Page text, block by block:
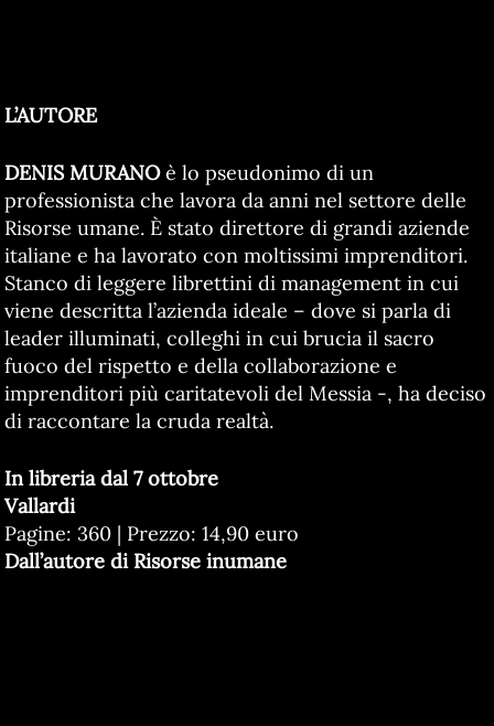
L’AUTORE
DENIS MURANOè lo pseudonimo di un
professionista che lavora da anni nel settore delle
Risorse umane. È stato direttore di grandi aziende
italiane e ha lavorato con moltissimi imprenditori.
Stanco di leggere librettini di management in cui
viene descritta l’azienda ideale – dove si parla di
leader illuminati, colleghi in cui brucia il sacro
fuoco del rispetto e della collaborazione e
imprenditori più caritatevoli del Messia -, ha deciso
di raccontare la cruda realtà.
In libreria dal 7 ottobre
Vallardi
Pagine: 360 | Prezzo: 14,90 euro
Dall’autore di Risorse inumane